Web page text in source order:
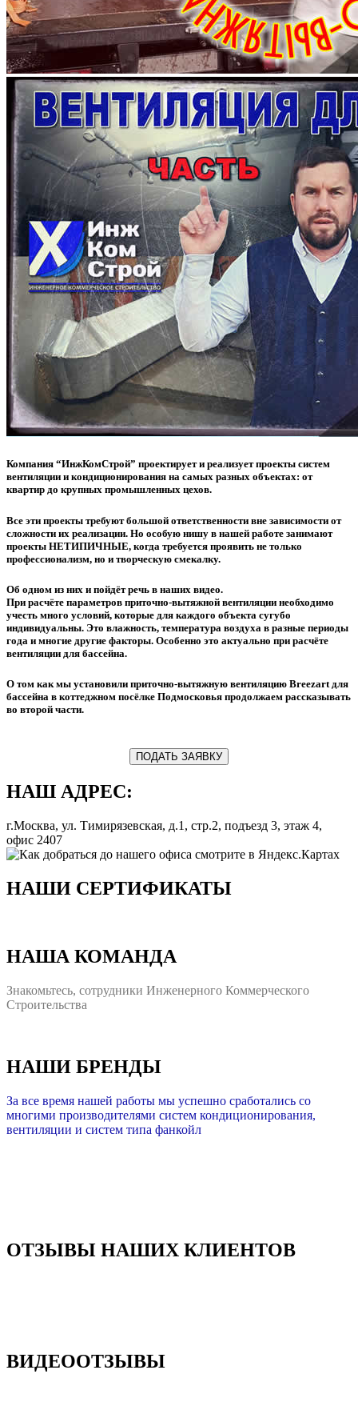
Компания “ИнжКомСтрой” проектирует и реализует проекты систем
вентиляции и кондиционирования на самых разных объектах: от
квартир до крупных промышленных цехов.
Все эти проекты требуют большой ответственности вне зависимости от
сложности их реализации. Но особую нишу в нашей работе занимают
проекты НЕТИПИЧНЫЕ, когда требуется проявить не только
профессионализм, но и творческую смекалку.
Об одном из них и пойдёт речь в наших видео.
При расчёте параметров приточно-вытяжной вентиляции необходимо
учесть много условий, которые для каждого объекта сугубо
индивидуальны. Это влажность, температура воздуха в разные периоды
года и многие другие факторы. Особенно это актуально при расчёте
вентиляции для бассейна.
О том как мы установили приточно-вытяжную вентиляцию Breezart для
бассейна в коттеджном посёлке Подмосковья продолжаем рассказывать
во второй части.
ПОДАТЬ ЗАЯВКУ
НАШ АДРЕС:
г.Москва, ул. Тимирязевская, д.1, стр.2, подъезд 3, этаж 4,
офис 2407
НАШИ СЕРТИФИКАТЫ
НАША КОМАНДА
Знакомьтесь, сотрудники Инженерного Коммерческого
Строительства
НАШИ БРЕНДЫ
За все время нашей работы мы успешно сработались со
многими производителями систем кондиционирования,
вентиляции и систем типа фанкойл
ОТЗЫВЫ НАШИХ КЛИЕНТОВ
ВИДЕООТЗЫВЫ